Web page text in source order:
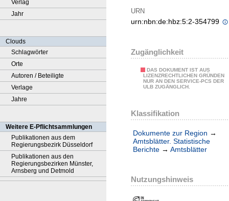
Verlag
Jahr
Clouds
Schlagwörter
Orte
Autoren / Beteiligte
Verlage
Jahre
Weitere E-Pflichtsammlungen
Publikationen aus dem
Regierungsbezirk Düsseldorf
Publikationen aus den
Regierungsbezirken Münster,
Arnsberg und Detmold
URN
urn:nbn:de:hbz:5:2-354799
Zugänglichkeit
DAS DOKUMENT IST AUS
LIZENZRECHTLICHEN GRÜNDEN
NUR AN DEN SERVICE-PCS DER
ULB ZUGÄNGLICH.
Klassifikation
Dokumente zur Region →
Amtsblätter. Statistische
Berichte → Amtsblätter
Nutzungshinweis